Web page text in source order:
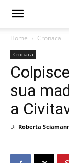
Home Cronaca
Cronaca
sua
a
Di Roberta